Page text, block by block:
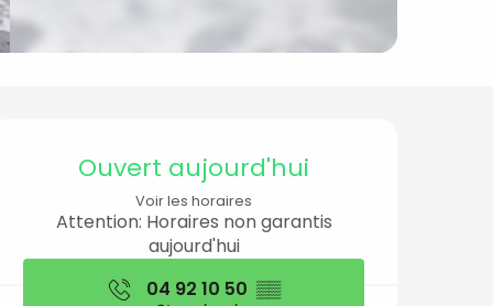
Ouverture et
Ouvert aujourd'hui
Voir les horaires
Attention: Horaires non garantis
aujourd'hui
04 92 10 50 ▒▒